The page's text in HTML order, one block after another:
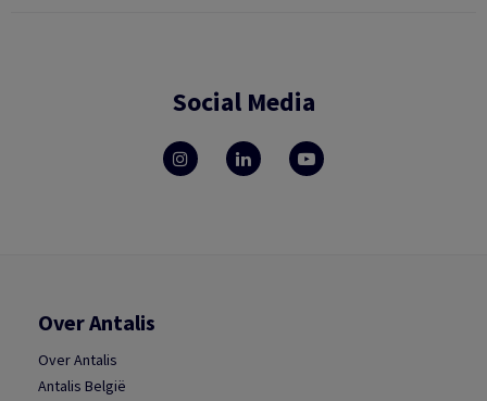
Social Media
Over Antalis
Over Antalis
Antalis België